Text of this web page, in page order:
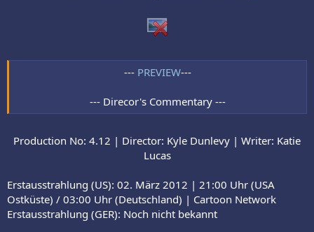
--- PREVIEW---
--- Direcor's Commentary ---
Production No: 4.12 | Director: Kyle Dunlevy | Writer: Katie
Lucas​
Erstausstrahlung (US): 02. März 2012 | 21:00 Uhr (USA
Ostküste) / 03:00 Uhr (Deutschland) | Cartoon Network
Erstausstrahlung (GER): Noch nicht bekannt